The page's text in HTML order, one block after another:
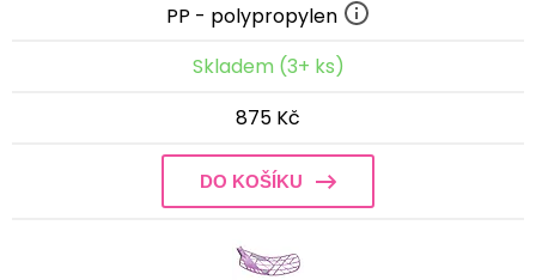
PP - polypropylen
Skladem (3+ ks)
875 Kč
DO KOŠÍKU